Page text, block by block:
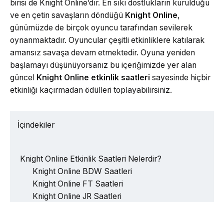
birisi de Knight Online’dır. En sıkı dostlukların kurulduğu
ve en çetin savaşların döndüğü Knight Online,
günümüzde de birçok oyuncu tarafından sevilerek
oynanmaktadır. Oyuncular çeşitli etkinliklere katılarak
amansız savaşa devam etmektedir. Oyuna yeniden
başlamayı düşünüyorsanız bu içeriğimizde yer alan
güncel Knight Online etkinlik saatleri sayesinde hiçbir
etkinliği kaçırmadan ödülleri toplayabilirsiniz.
İçindekiler
Knight Online Etkinlik Saatleri Nelerdir?
Knight Online BDW Saatleri
Knight Online FT Saatleri
Knight Online JR Saatleri